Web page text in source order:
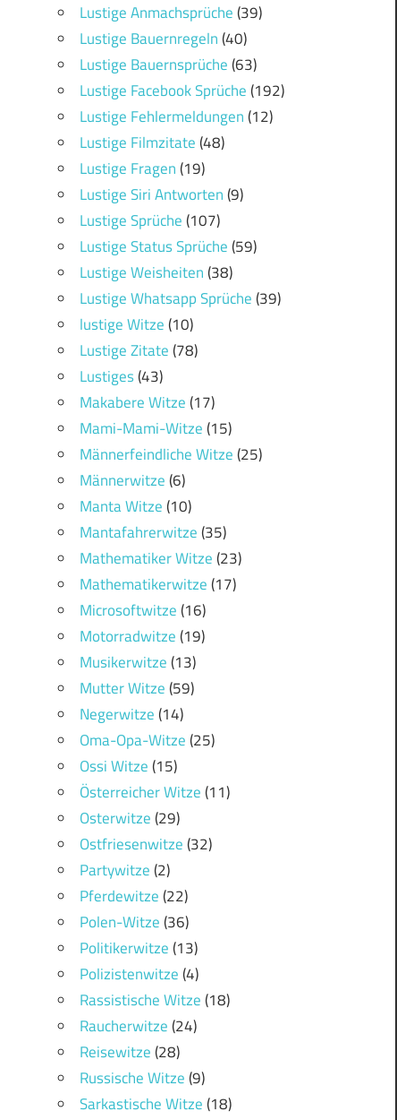
Lustige Anmachsprüche(39)
Lustige Bauernregeln(40)
Lustige Bauernsprüche(63)
Lustige Facebook Sprüche(192)
Lustige Fehlermeldungen(12)
Lustige Filmzitate(48)
Lustige Fragen(19)
Lustige Siri Antworten(9)
Lustige Sprüche(107)
Lustige Status Sprüche(59)
Lustige Weisheiten(38)
Lustige Whatsapp Sprüche(39)
lustige Witze(10)
Lustige Zitate(78)
Lustiges(43)
Makabere Witze(17)
Mami-Mami-Witze(15)
Männerfeindliche Witze(25)
Männerwitze(6)
Manta Witze(10)
Mantafahrerwitze(35)
Mathematiker Witze(23)
Mathematikerwitze(17)
Microsoftwitze(16)
Motorradwitze(19)
Musikerwitze(13)
Mutter Witze(59)
Negerwitze(14)
Oma-Opa-Witze(25)
Ossi Witze(15)
Österreicher Witze(11)
Osterwitze(29)
Ostfriesenwitze(32)
Partywitze(2)
Pferdewitze(22)
Polen-Witze(36)
Politikerwitze(13)
Polizistenwitze(4)
Rassistische Witze(18)
Raucherwitze(24)
Reisewitze(28)
Russische Witze(9)
Sarkastische Witze(18)